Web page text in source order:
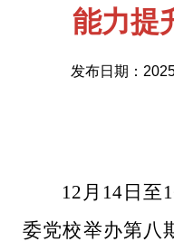
能力提
发布日期：
12 月 14 日至
委党校举办第八